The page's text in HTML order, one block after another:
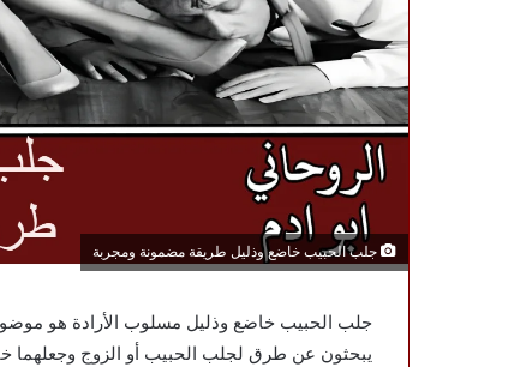
جلب الحبيب خاضع وذليل طريقة مضمونة ومجربة
جلب الحبيب خاضع وذليل مسلوب الأرادة هو موضوع
يبحثون عن طرق لجلب الحبيب أو الزوج وجعلهما